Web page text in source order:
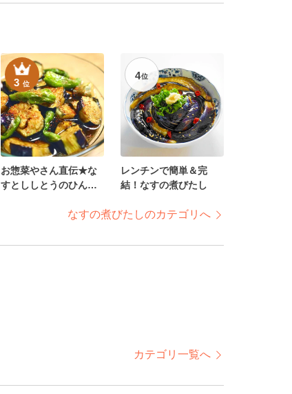
3位
お惣菜やさん直伝★な
すとししとうのひんや
4位
レンチンで簡単＆完
結！なすの煮びたし
なすの煮びたしのカテゴリへ
カテゴリ一覧へ